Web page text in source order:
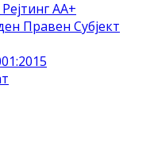
АА+
Правен Субјект